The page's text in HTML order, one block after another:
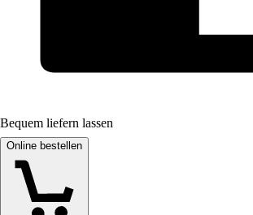
Bequem liefern lassen
Online bestellen